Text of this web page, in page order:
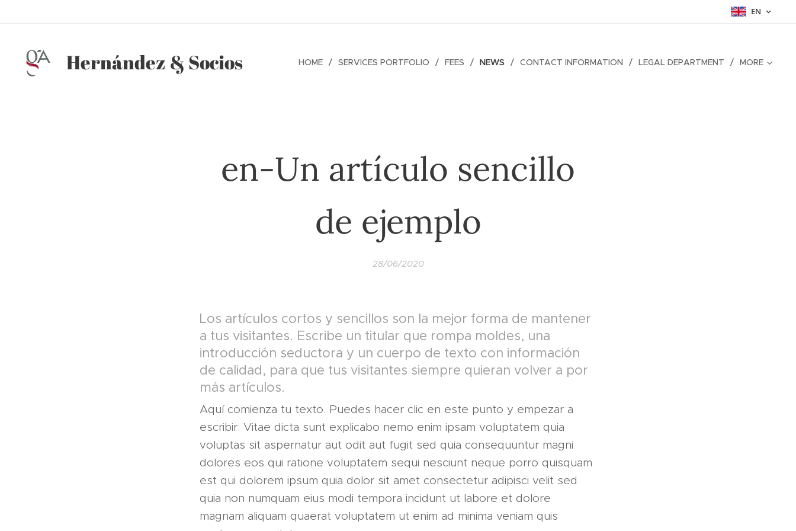
EN
Hernández & Socios HOME SERVICES PORTFOLIO FEES NEWS CONTACT INFORMATION LEGAL DEPARTMENT MORE
en-Un artículo sencillo
de ejemplo
28/06/2020
Los artículos cortos y sencillos son la mejor forma de mantener
a tus visitantes. Escribe un titular que rompa moldes, una
introducción seductora y un cuerpo de texto con información
de calidad, para que tus visitantes siempre quieran volver a por
más artículos.
Aquí comienza tu texto. Puedes hacer clic en este punto y empezar a
escribir. Vitae dicta sunt explicabo nemo enim ipsam voluptatem quia
voluptas sit aspernatur aut odit aut fugit sed quia consequuntur magni
dolores eos qui ratione voluptatem sequi nesciunt neque porro quisquam
est qui dolorem ipsum quia dolor sit amet consectetur adipisci velit sed
quia non numquam eius modi tempora incidunt ut labore et dolore
magnam aliquam quaerat voluptatem ut enim ad minima veniam quis